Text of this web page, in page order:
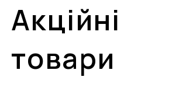
Акційні
товари